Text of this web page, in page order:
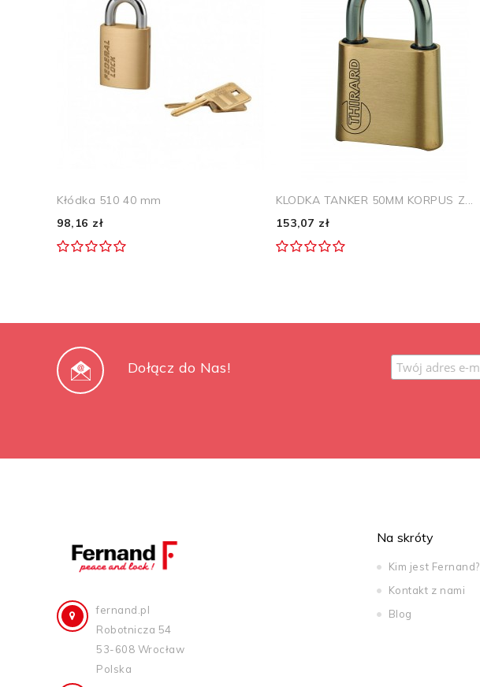
Kłódka 510 40 mm
98,16 zł
KLODKA TANKER 50MM KORPUS Z...
153,07 zł
Dołącz do Nas!
fernand.pl
Robotnicza 54
53-608 Wrocław
Polska
Na skróty
Kim jest Fernand?
Kontakt z nami
Blog